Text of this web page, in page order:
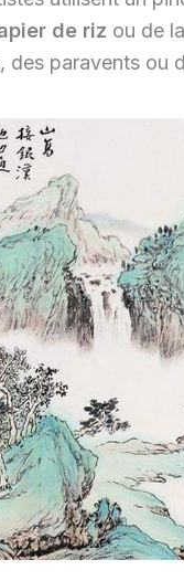
de riz ou de la
des paravents ou